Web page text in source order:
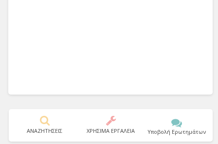
ΑΝΑΖΗΤΗΣΕΙΣ ΧΡΗΣΙΜΑ ΕΡΓΑΛΕΙΑ Υποβολή Ερωτημάτων